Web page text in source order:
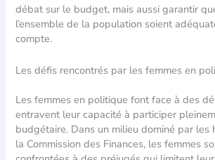
débat sur le budget, mais aussi garantir
l’ensemble de la population soient
compte.
Les défis rencontrés par les femmes en
Les femmes en politique font face à des
entravent leur capacité à participer
budgétaire. Dans un milieu dominé par les
la Commission des Finances, les femmes